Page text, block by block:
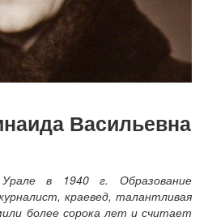
Васильевна
в 1940 г.
Образование
краевед, талантливая
более сорока лет и считает